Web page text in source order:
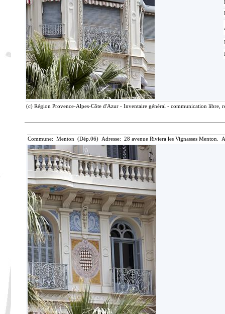
(c) Région Provence-Alpes-Côte d'Azur - Inventaire général - communication libre,
Commune: Menton (Dép.06) Adresse: 28 avenue Riviera les Vignasses Menton.